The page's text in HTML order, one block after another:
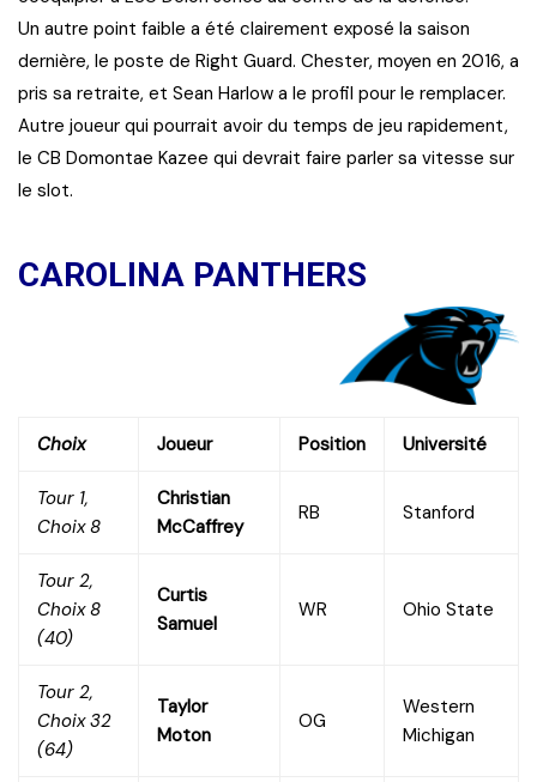
Un autre point faible a été clairement exposé la saison
dernière, le poste de Right Guard. Chester, moyen en 2016, a
pris sa retraite, et Sean Harlow a le profil pour le remplacer.
Autre joueur qui pourrait avoir du temps de jeu rapidement,
le CB Domontae Kazee qui devrait faire parler sa vitesse sur
le slot.
CAROLINA PANTHERS
Choix Joueur Position Université
Tour 1,
Choix 8
Christian
McCaffrey
RB Stanford
Tour 2,
Choix 8
(40)
Curtis
Samuel
WR Ohio State
Tour 2,
Choix 32
(64)
Taylor
Moton
OG
Western
Michigan